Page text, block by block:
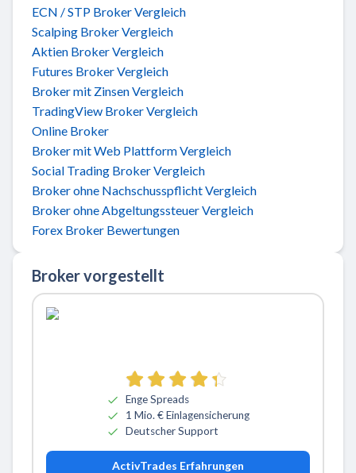
ECN / STP Broker Vergleich
Scalping Broker Vergleich
Aktien Broker Vergleich
Futures Broker Vergleich
Broker mit Zinsen Vergleich
TradingView Broker Vergleich
Online Broker
Broker mit Web Plattform Vergleich
Social Trading Broker Vergleich
Broker ohne Nachschusspflicht Vergleich
Broker ohne Abgeltungssteuer Vergleich
Forex Broker Bewertungen
Broker vorgestellt
Enge Spreads
1 Mio. € Einlagensicherung
Deutscher Support
ActivTrades Erfahrungen